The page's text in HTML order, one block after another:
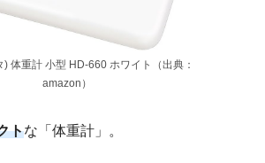
) 体重計 小型 HD-660 ホワイト（出典：
amazon）
トな「体重計」。